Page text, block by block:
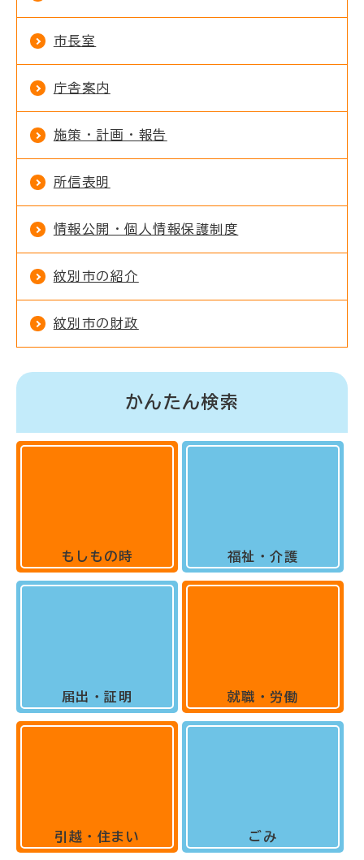
市長室
庁舎案内
施策・計画・報告
所信表明
情報公開・個人情報保護制度
紋別市の紹介
紋別市の財政
かんたん検索
もしもの時
届出・証明
引越・住まい
福祉・介護
就職・労働
ごみ